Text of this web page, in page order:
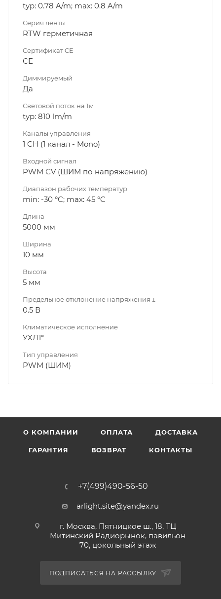
typ: 0.78 A/m; max: 0.8 A/m
Серия ленты
RTW герметичная
Сертификат CE
CE
Диммируeмый
Да
Световой поток на 1м
typ: 810 lm/m
Каналы управления
1 CH (1 канал - Mono)
Входной сигнал
PWM СV (ШИМ по напряжению)
Диапазон рабочих температур
min: -30 °C; max: 45 °C
Длина
5000 мм
Ширина
10 мм
Высота
5 мм
Предельное отклонение напряжения ±
0.5 В
Климатическое исполнение
УХЛ1*
Тип управления
PWM (ШИМ)
О КОМПАНИИ ОПЛАТА ДОСТАВКА
ГАРАНТИЯ ВОЗВРАТ КОНТАКТЫ
+7(499)490-56-50
arlight.site@yandex.ru
г. Москва, Пятницкое ш., 18, ТЦ
Митинский Радиорынок, павильон
70, цокольный этаж
ПОДПИСАТЬСЯ НА РАССЫЛКУ